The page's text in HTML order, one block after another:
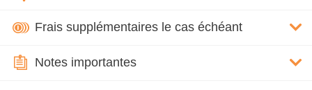
Frais supplémentaires le cas échéant
Notes importantes